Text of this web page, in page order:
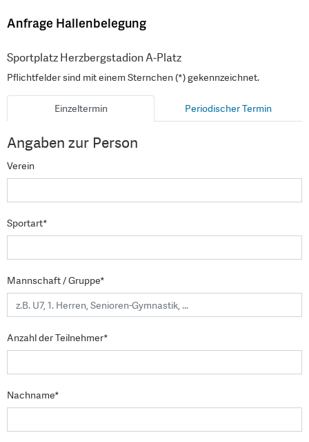
Anfrage Hallenbelegung
Sportplatz Herzbergstadion A-Platz
Pflichtfelder sind mit einem Sternchen (*) gekennzeichnet.
Einzeltermin Periodischer Termin
Angaben zur Person
Verein
Sportart*
Mannschaft / Gruppe*
Anzahl der Teilnehmer*
Nachname*